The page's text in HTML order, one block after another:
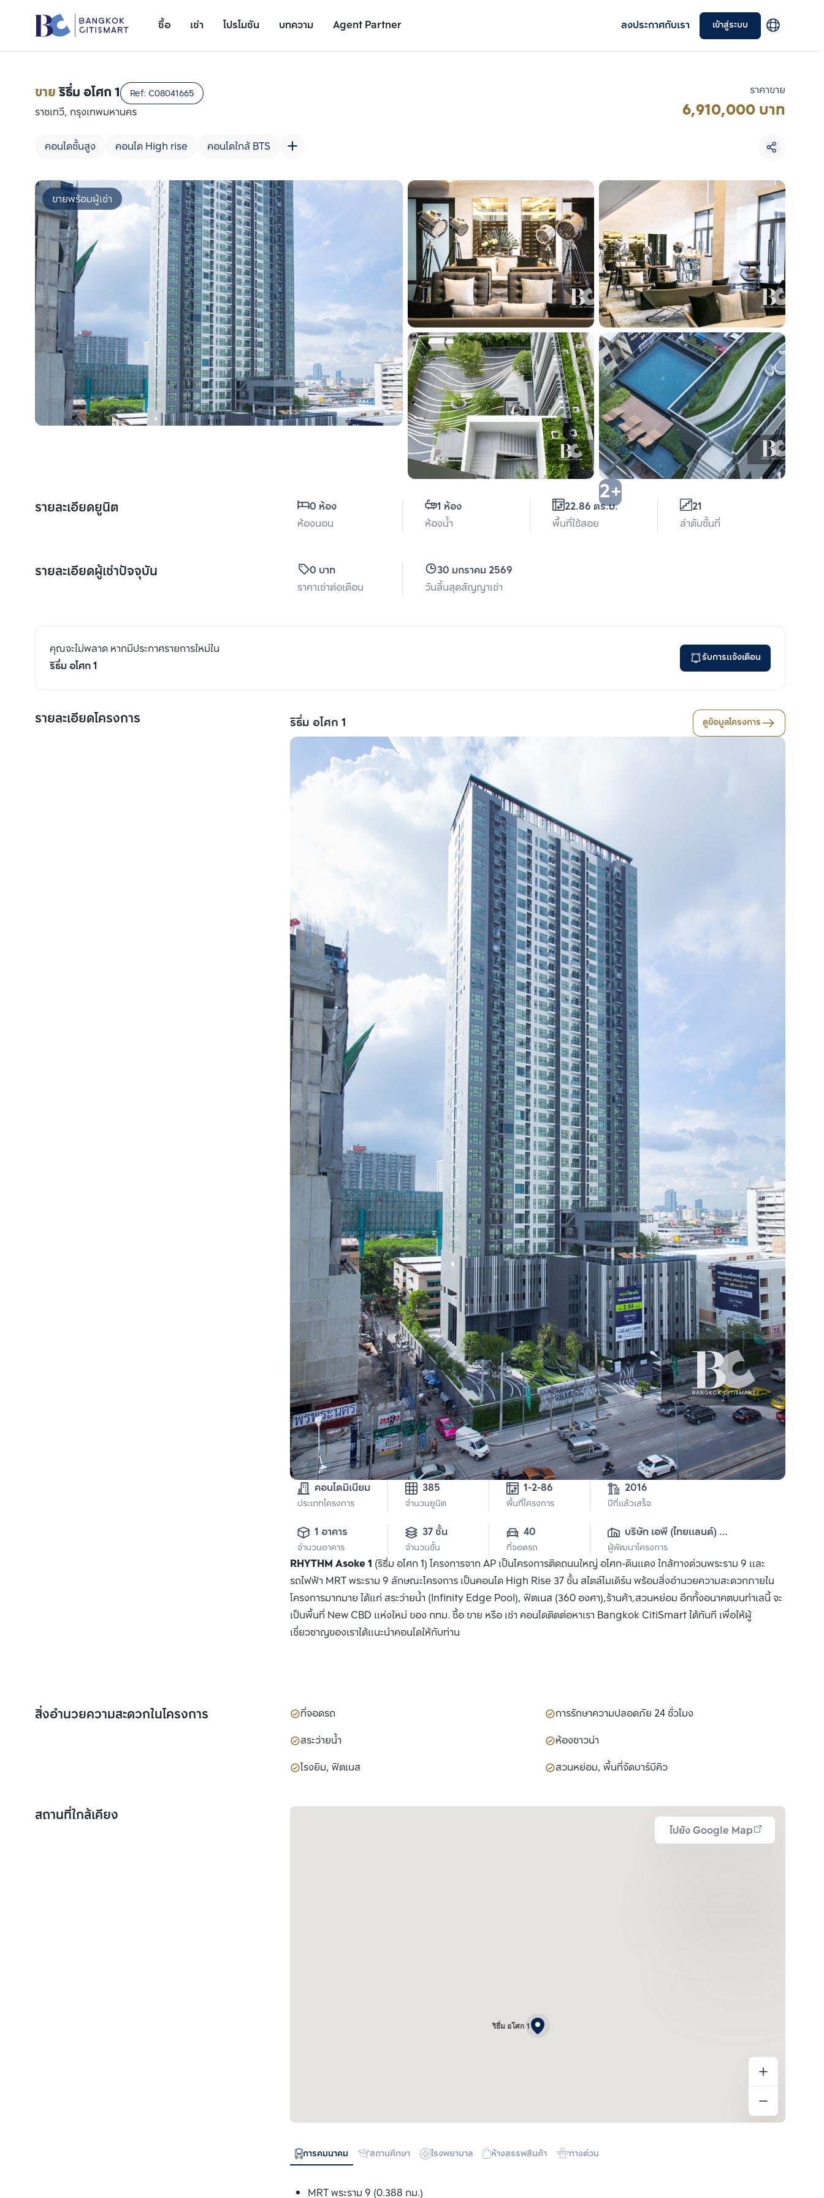
ซื้อ เช่า โปรโมชัน บทความ Agent Partner ลงประกาศกับเรา เข้าสู่ระบบ
รายละเอียดยูนิต
ขายริธึ่ม อโศก 1 Ref: C08041665
ราชเทวี, กรุงเทพมหานคร
คอนโดชั้นสูง คอนโด High rise คอนโดใกล้ BTS
ราคาขาย
6,910,000 บาท
2+
ขายพร้อมผู้เช่า
รายละเอียดยูนิต
0 ห้อง
ห้องนอน
1 ห้อง
ห้องน้ำ
22.86 ตร.ม.
พื้นที่ใช้สอย
21
ลำดับชั้นที่
รายละเอียดผู้เช่าปัจจุบัน
0 บาท
ราคาเช่าต่อเดือน
30 มกราคม 2569
วันสิ้นสุดสัญญาเช่า
คุณจะไม่พลาด หากมีประกาศรายการใหม่ใน
ริธึ่ม อโศก 1
รับการแจ้งเตือน
รายละเอียดโครงการ ริธึ่ม อโศก 1 ดูข้อมูลโครงการ
คอนโดมิเนียม
ประเภทโครงการ
385
จำนวนยูนิต
1-2-86
พื้นที่โครงการ
2016
ปีที่แล้วเสร็จ
1 อาคาร
จำนวนอาคาร
37 ชั้น
จำนวนชั้น
40
ที่จอดรถ
บริษัท เอพี (ไทยแลนด์)
จำกัด(มหาชน)
ผู้พัฒนาโครงการ
RHYTHM Asoke 1 (ริธึ่ม อโศก 1) โครงการจาก AP เป็นโครงการติดถนนใหญ่ อโศก-ดินแดง ใกล้ทางด่วนพระราม 9 และ
รถไฟฟ้า MRT พระราม 9 ลักษณะโครงการ เป็นคอนโด High Rise 37 ชั้น สไตล์โมเดิร์น พร้อมสิ่งอำนวยความสะดวกภายใน
โครงการมากมาย ได้แก่ สระว่ายน้ำ (Infinity Edge Pool), ฟิตเนส (360 องศา),ร้านค้า,สวนหย่อม อีกทั้งอนาคตบนทำเลนี้ จะ
เป็นพื้นที่ New CBD แห่งใหม่ ของ กทม. ซื้อ ขาย หรือ เช่า คอนโดติดต่อหาเรา Bangkok CitiSmart ได้ทันที เพื่อให้ผู้
เชี่ยวชาญของเราได้แนะนำคอนโดให้กับท่าน
สิ่งอำนวยความสะดวกในโครงการ ที่จอดรถ
การรักษาความปลอดภัย 24 ชั่วโมง
สระว่ายน้ำ
ห้องซาวน่า
โรงยิม, ฟิตเนส
สวนหย่อม, พื้นที่จัดบาร์บีคิว
สถานที่ใกล้เคียง
ไปยัง Google Map
ริธึ่ม อโศก 1
การคมนาคม สถานศึกษา โรงพยาบาล ห้างสรรพสินค้า ทางด่วน
MRT พระราม 9 (0.388 กม.)
เพิ่มยูนิตเปรียบเทียบ
เพิ่มยูนิตเปรียบเทียบ
เพิ่มยูนิตเปรียบเทียบ
รายการที่ 3
เลือกยูนิตเพื่อเปรียบเทียบ
เปรียบเทียบ
ลบทั้งหมด